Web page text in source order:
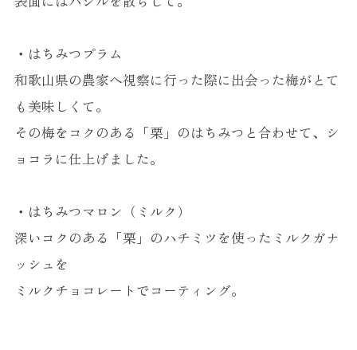
・はちみつプラム
和歌山県の農家へ視察に行った際に出会った梅がとて
も美味しくて。
その梅をコクのある「栗」のはちみつと合わせて、シ
ョコラに仕上げました。
・はちみつマロン（ミルク）
深いコクのある「栗」のハチミツを使ったミルクガナ
ッシュを
ミルクチョコレートでコーティング。